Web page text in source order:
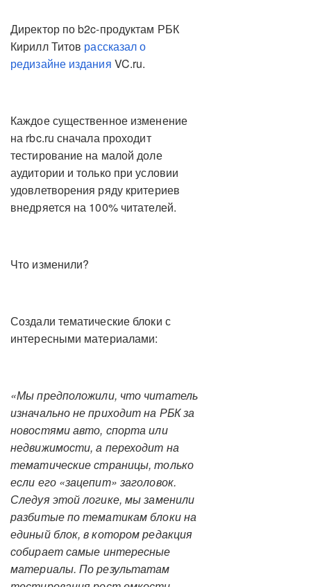
Директор по b2c-продуктам РБК
Кирилл Титов рассказал о
редизайне издания VC.ru.
Каждое существенное изменение
на rbc.ru сначала проходит
тестирование на малой доле
аудитории и только при условии
удовлетворения ряду критериев
внедряется на 100% читателей.
Что изменили?
Создали тематические блоки с
интересными материалами:
«Мы предположили, что читатель
изначально не приходит на РБК за
новостями авто, спорта или
недвижимости, а переходит на
тематические страницы, только
если его «зацепит» заголовок.
Следуя этой логике, мы заменили
разбитые по тематикам блоки на
единый блок, в котором редакция
собирает самые интересные
материалы. По результатам